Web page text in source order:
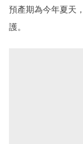
預產期為今年夏天
護。